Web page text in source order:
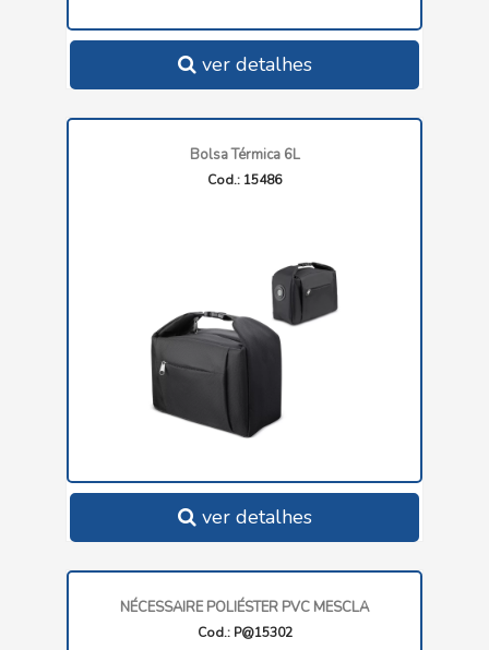
ver detalhes
Bolsa Térmica 6L
Cod.: 15486
ver detalhes
NÉCESSAIRE POLIÉSTER PVC MESCLA
Cod.: P@15302